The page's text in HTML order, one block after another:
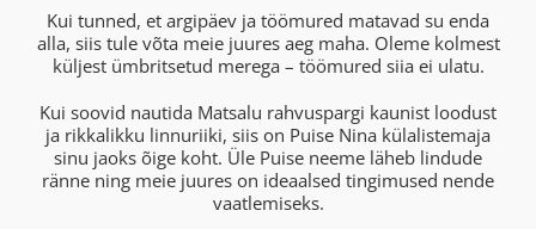
Kui tunned, et argipäev ja töömured matavad su enda
alla, siis tule võta meie juures aeg maha. Oleme kolmest
küljest ümbritsetud merega – töömured siia ei ulatu.
Kui soovid nautida Matsalu rahvuspargi kaunist loodust
ja rikkalikku linnuriiki, siis on Puise Nina külalistemaja
sinu jaoks õige koht. Üle Puise neeme läheb lindude
ränne ning meie juures on ideaalsed tingimused nende
vaatlemiseks.